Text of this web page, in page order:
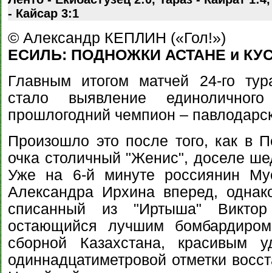
- Кайсар 3:1
© Александр КЕПЛИН («Гол!»)
ЕСИЛЬ: ПОДНОЖКИ АСТАНЕ и
Главным итогом матчей 24-го
стало выявление
прошлогодний чемпион –
Произошло это после того, как в
очка столичный "Женис", доселе
Уже на 6-й минуте россиянин
Александра Ирхина вперед,
списанный из "Иртыша"
остающийся лучшим
сборной Казахстана,
одиннадцатиметровой отметки